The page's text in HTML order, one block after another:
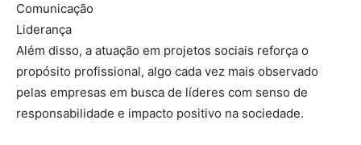
Comunicação
Liderança
Além disso, a atuação em projetos sociais reforça o
propósito profissional, algo cada vez mais observado
pelas empresas em busca de líderes com senso de
responsabilidade e impacto positivo na sociedade.